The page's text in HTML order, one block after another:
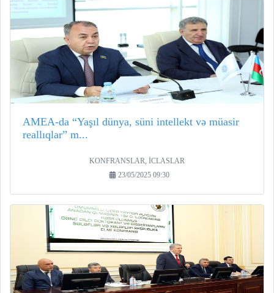
AMEA-da “Yaşıl dünya, süni intellekt və müasir
reallıqlar” m...
KONFRANSLAR, İCLASLAR
23/05/2025 09:30